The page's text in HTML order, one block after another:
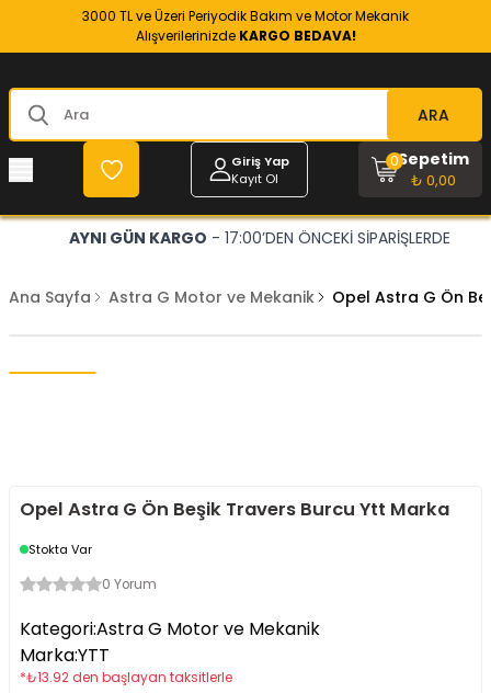
3000 TL ve Üzeri Periyodik Bakım ve Motor Mekanik
Alışverilerinizde KARGO BEDAVA!
ARA
Giriş Yap
Kayıt Ol
Sepetim
₺ 0,00
0
AYNI GÜN KARGO - 17:00’DEN ÖNCEKİ SİPARİŞLERDE
Ana Sayfa Astra G Motor ve Mekanik Opel Astra G Ön
Opel Astra G Ön Beşik Travers Burcu Ytt Marka
Stokta Var
0 Yorum
Kategori:Astra G Motor ve Mekanik
Marka:YTT
*₺13.92 den başlayan taksitlerle